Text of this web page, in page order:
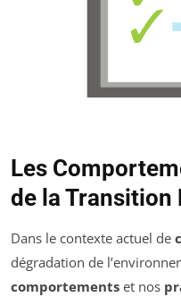
Les
de la Transition
Dans le contexte actuel de
dégradation de
comportements et nos